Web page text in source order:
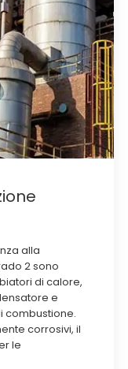
alla
2 sono
di calore,
e
combustione.
corrosivi, il
le